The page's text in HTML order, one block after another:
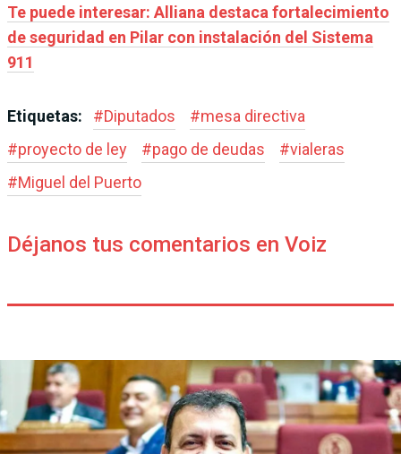
Te puede interesar: Alliana destaca fortalecimiento
de seguridad en Pilar con instalación del Sistema
911
Etiquetas: #Diputados #mesa directiva
#proyecto de ley #pago de deudas #vialeras
#Miguel del Puerto
Déjanos tus comentarios en Voiz